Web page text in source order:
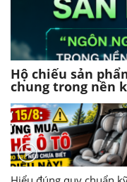
Hộ chiếu sản
chung trong nền